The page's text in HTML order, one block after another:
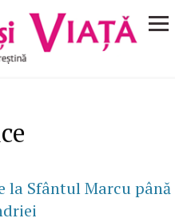
la Sfântul Marcu până